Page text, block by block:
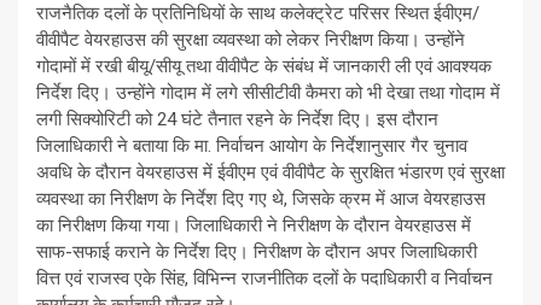
राजनैतिक दलों के प्रतिनिधियों के साथ कलेक्ट्रेट परिसर स्थित ईवीएम/
वीवीपैट वेयरहाउस की सुरक्षा व्यवस्था को लेकर निरीक्षण किया। उन्होंने
गोदामों में रखी बीयू/सीयू तथा वीवीपैट के संबंध में जानकारी ली एवं आवश्यक
निर्देश दिए। उन्होंने गोदाम में लगे सीसीटीवी कैमरा को भी देखा तथा गोदाम में
लगी सिक्योरिटी को 24 घंटे तैनात रहने के निर्देश दिए। इस दौरान
जिलाधिकारी ने बताया कि मा. निर्वाचन आयोग के निर्देशानुसार गैर चुनाव
अवधि के दौरान वेयरहाउस में ईवीएम एवं वीवीपैट के सुरक्षित भंडारण एवं सुरक्षा
व्यवस्था का निरीक्षण के निर्देश दिए गए थे, जिसके क्रम में आज वेयरहाउस
का निरीक्षण किया गया। जिलाधिकारी ने निरीक्षण के दौरान वेयरहाउस में
साफ-सफाई कराने के निर्देश दिए। निरीक्षण के दौरान अपर जिलाधिकारी
वित्त एवं राजस्व एके सिंह, विभिन्न राजनीतिक दलों के पदाधिकारी व निर्वाचन